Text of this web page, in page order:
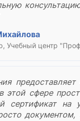
Учебный центр
предоставляет
этой сфере
сертификат на